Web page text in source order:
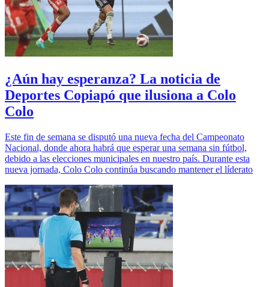
¿Aún hay esperanza? La noticia de
Deportes Copiapó que ilusiona a Colo
Colo
Este fin de semana se disputó una nueva fecha del Campeonato
Nacional, donde ahora habrá que esperar una semana sin fútbol,
debido a las elecciones municipales en nuestro país. Durante esta
nueva jornada, Colo Colo continúa buscando mantener el líderato